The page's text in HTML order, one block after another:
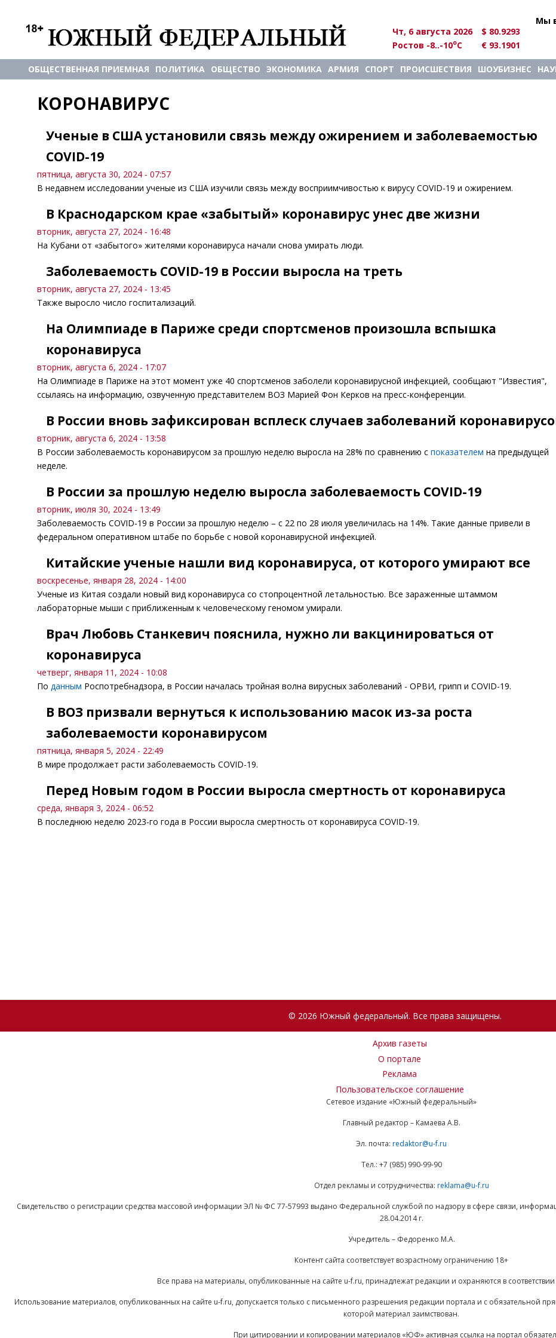
Мы
Чт, 6 августа 2026
$ 80.9293
Ростов -8..-10oC € 93.1901
ОБЩЕСТВЕННАЯ ПРИЕМНАЯ ПОЛИТИКА ОБЩЕСТВО ЭКОНОМИКА АРМИЯ СПОРТ ПРОИСШЕСТВИЯ ШОУБИЗНЕС
КОРОНАВИРУС
Ученые в США установили связь между ожирением и заболеваемостью
COVID-19
пятница, августа 30, 2024 - 07:57
В недавнем исследовании ученые из США изучили связь между восприимчивостью к вирусу COVID-19 и ожирением.
В Краснодарском крае «забытый» коронавирус унес две жизни
вторник, августа 27, 2024 - 16:48
На Кубани от «забытого» жителями коронавируса начали снова умирать люди.
Заболеваемость COVID-19 в России выросла на треть
вторник, августа 27, 2024 - 13:45
Также выросло число госпитализаций.
На Олимпиаде в Париже среди спортсменов произошла вспышка
коронавируса
вторник, августа 6, 2024 - 17:07
На Олимпиаде в Париже на этот момент уже 40 спортсменов заболели коронавирусной инфекцией, сообщают "Известия",
ссылаясь на информацию, озвученную представителем ВОЗ Марией Фон Керков на пресс-конференции.
В России вновь зафиксирован всплеск случаев заболеваний
вторник, августа 6, 2024 - 13:58
В России заболеваемость коронавирусом за прошлую неделю выросла на 28% по сравнению с показателем на предыдущей
неделе.
В России за прошлую неделю выросла заболеваемость COVID-19
вторник, июля 30, 2024 - 13:49
Заболеваемость COVID-19 в России за прошлую неделю – с 22 по 28 июля увеличилась на 14%. Такие данные привели в
федеральном оперативном штабе по борьбе с новой коронавирусной инфекцией.
Китайские ученые нашли вид коронавируса, от которого умирают все
воскресенье, января 28, 2024 - 14:00
Ученые из Китая создали новый вид коронавируса со стопроцентной летальностью. Все зараженные штаммом
лабораторные мыши с приближенным к человеческому геномом умирали.
Врач Любовь Станкевич пояснила, нужно ли вакцинироваться от
коронавируса
четверг, января 11, 2024 - 10:08
По данным Роспотребнадзора, в России началась тройная волна вирусных заболеваний - ОРВИ, грипп и COVID-19.
В ВОЗ призвали вернуться к использованию масок из-за роста
заболеваемости коронавирусом
пятница, января 5, 2024 - 22:49
В мире продолжает расти заболеваемость COVID-19.
Перед Новым годом в России выросла смертность от коронавируса
среда, января 3, 2024 - 06:52
В последнюю неделю 2023-го года в России выросла смертность от коронавируса COVID-19.
© 2026 Южный федеральный. Все права защищены.
Архив газеты
О портале
Реклама
Пользовательское соглашение
Сетевое издание «Южный федеральный»
Главный редактор – Камаева А.В.
Эл. почта: redaktor@u-f.ru
Тел.: +7 (985) 990-99-90
Отдел рекламы и сотрудничества: reklama@u-f.ru
Свидетельство о регистрации средства массовой информации ЭЛ № ФС 77-57993 выдано Федеральной службой по надзору в сфере связи,
28.04.2014 г.
Учредитель – Федоренко М.А.
Контент сайта соответствует возрастному ограничению 18+
Все права на материалы, опубликованные на сайте u-f.ru, принадлежат редакции и охраняются в
Использование материалов, опубликованных на сайте u-f.ru, допускается только с письменного разрешения редакции портала и с обязательной
которой материал заимствован.
При цитировании и копировании материалов «ЮФ» активная ссылка на портал